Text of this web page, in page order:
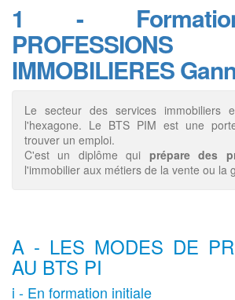
1 -
PROFESSIONS
IMMOBILIERES
Le secteur des services immobiliers
l'hexagone. Le BTS PIM est une
trouver un emploi.
C'est un diplôme qui prépare des
l'immobilier aux métiers de la vente ou la
A - LES MODES DE
AU BTS PI
i - En formation initiale